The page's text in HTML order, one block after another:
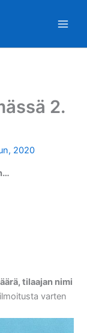
2.
2020
tilaajan nimi
varten